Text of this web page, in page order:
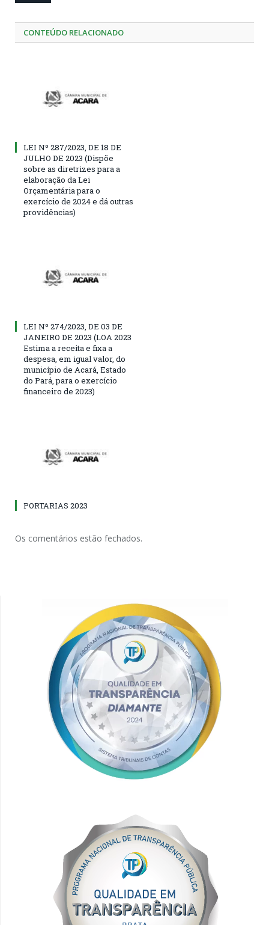
CONTEÚDO RELACIONADO
LEI Nº 287/2023, DE 18 DE
JULHO DE 2023 (Dispõe
sobre as diretrizes para a
elaboração da Lei
Orçamentária para o
exercício de 2024 e dá outras
providências)
LEI Nº 274/2023, DE 03 DE
JANEIRO DE 2023 (LOA 2023
Estima a receita e fixa a
despesa, em igual valor, do
município de Acará, Estado
do Pará, para o exercício
financeiro de 2023)
PORTARIAS 2023
Os comentários estão fechados.